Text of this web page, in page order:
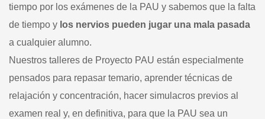
tiempo por los exámenes de la PAU y sabemos que la falta
de tiempo y los nervios pueden jugar una mala pasada
a cualquier alumno.
Nuestros talleres de Proyecto PAU están especialmente
pensados para repasar temario, aprender técnicas de
relajación y concentración, hacer simulacros previos al
examen real y, en definitiva, para que la PAU sea un